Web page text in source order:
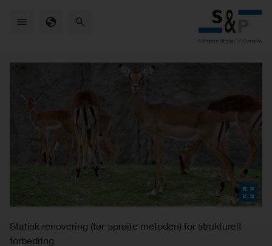
Statisk renovering (tør-sprøjte metoden) for strukturelt
forbedring